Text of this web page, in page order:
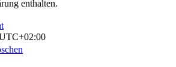
enthalten.